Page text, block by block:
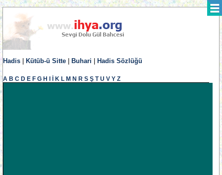
Hadis Kütüb-ü Sitte Buhari Hadis Sözlüğü
A B C D E F G H K L M N R S Ş T U V Y Z